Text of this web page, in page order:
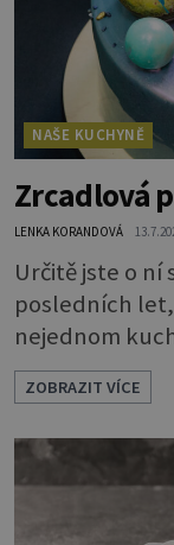
NAŠE KUCHYNĚ
Zrcadlová
LENKA KORANDOVÁ
Určitě jste o ní
posledních
nejednom
nazývají mirror
opravdu se
napadlo, že
do toho dejte.
vytvoříte
Dort musíte
ZOBRAZIT VÍCE